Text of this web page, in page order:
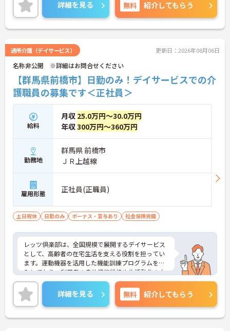
マイカー通勤OKなので、通勤も楽々です♪
ご興味ある方には面接対策ポイントなど、さらに詳
しい詳細をお話いたしますのでお気軽にご相談くだ
詳細を見る 無料 紹介してもらう
通所介護（デイサービス） 更新日：2026年08月06日
名称非公開 ※詳細はお問合せください
【群馬県前橋市】日勤のみ！デイサービスでの介
護職員の募集です＜正社員＞
給料
月収 25.0万円～30.0万円
年収300万円～360万円
勤務地
群馬県 前橋市
ＪＲ上越線
雇用形態 正社員(正職員)
土日祝休 日勤のみ ボーナス・賞与あり 社会保険完備
レッツ倶楽部は、全国規模で展開するデイサービス
として、高齢者の在宅生活を支える役割を担ってい
ます。運動機器を活用した機能訓練プログラムを導
入しており、利用者の身体機能維持や生活動作の向
上を支援できる環境です。介護予防や自立支援への
関心が高まる中で、日々の関わりを通じて利用者の
変化を身近に感じやすい点も特徴といえるでしょ
う。また、サービス提供時間があらかじめ決まって
いるため生活リズムを整えやすく、幅広い世代のス
詳細を見る 無料 紹介してもらう